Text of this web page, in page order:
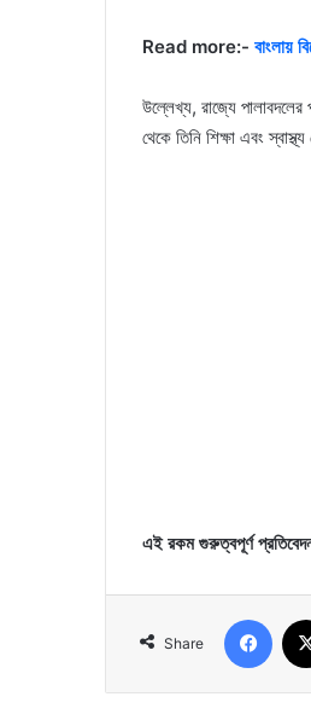
Read more:- বাংলায়
উল্লেখ্য, রাজ্যে পালাবদলের
থেকে তিনি শিক্ষা এবং
এই রকম গুরুত্বপূর্ণ
Share